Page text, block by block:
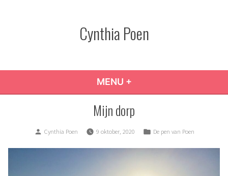
Cynthia Poen
MENU +
Mijn dorp
Posted
Cynthia Poen 9 oktober, 2020
Posted
De pen van Poen